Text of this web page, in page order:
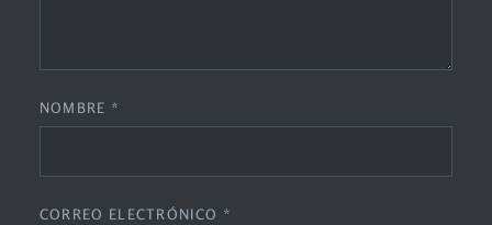
NOMBRE *
CORREO ELECTRÓNICO *